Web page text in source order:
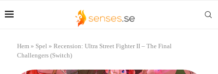
Hem » Spel » Recension: Ultra Street Fighter II – The Final
Challengers (Switch)